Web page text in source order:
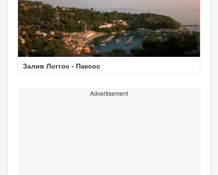
Залив Логгос - Паксос
Advertisement